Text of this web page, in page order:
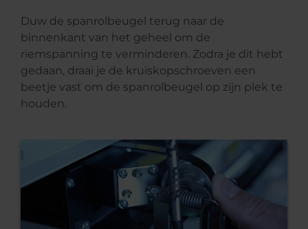
Duw de spanrolbeugel terug naar de
binnenkant van het geheel om de
riemspanning te verminderen. Zodra je dit hebt
gedaan, draai je de kruiskopschroeven een
beetje vast om de spanrolbeugel op zijn plek te
houden.